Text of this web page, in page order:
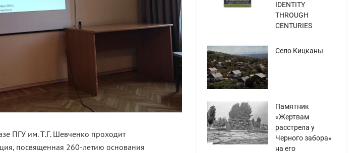
ПГУ им. Т.Г. Шевченко проходит
посвященная 260-летию основания
IDENTITY
THROUGH
CENTURIES
Село Кицканы
Памятник
«Жертвам
расстрела у
Черного забора»
на его